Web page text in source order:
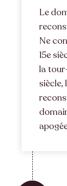
Le
Ne
15e
la
siècle,